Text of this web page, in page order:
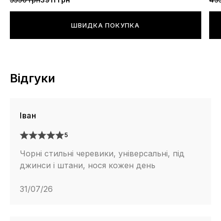
ШВИДКА ПОКУПКА
Відгуки
Іван
5
Чорні стильні черевики, універсальні, під
джинси і штани, нося кожен день
31/07/26